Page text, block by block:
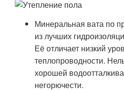
Минеральная вата по
из лучших
Её отличает низкий
теплопроводности.
хорошей
негорючести.